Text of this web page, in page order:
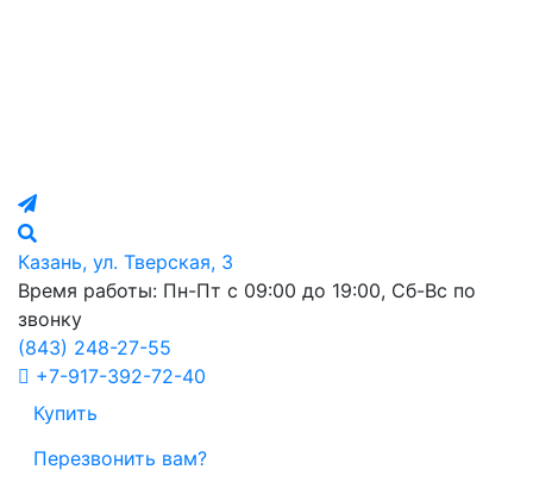
Казань, ул. Тверская, 3
Время работы: Пн-Пт с 09:00 до 19:00, Сб-Вс по
звонку
(843) 248-27-55
+7-917-392-72-40
Купить
Перезвонить вам?